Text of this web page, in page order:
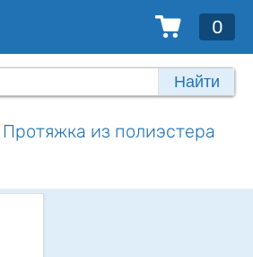
0
Найти
из полиэстера